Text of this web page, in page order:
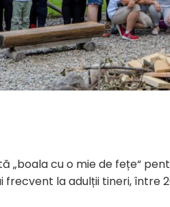
„boala cu o mie de fețe“
la adulții tineri, între